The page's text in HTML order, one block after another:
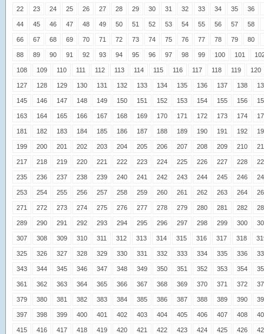
22 23 24 25 26 27 28 29 30 31 32 33 34 35 36
44 45 46 47 48 49 50 51 52 53 54 55 56 57 58
66 67 68 69 70 71 72 73 74 75 76 77 78 79 80
88 89 90 91 92 93 94 95 96 97 98 99 100 101
108 109 110 111 112 113 114 115 116 117 118 119 120
127 128 129 130 131 132 133 134 135 136 137 138
145 146 147 148 149 150 151 152 153 154 155 156
163 164 165 166 167 168 169 170 171 172 173 174
181 182 183 184 185 186 187 188 189 190 191 192
199 200 201 202 203 204 205 206 207 208 209 210
217 218 219 220 221 222 223 224 225 226 227 228
235 236 237 238 239 240 241 242 243 244 245 246
253 254 255 256 257 258 259 260 261 262 263 264
271 272 273 274 275 276 277 278 279 280 281 282
289 290 291 292 293 294 295 296 297 298 299 300
307 308 309 310 311 312 313 314 315 316 317 318
325 326 327 328 329 330 331 332 333 334 335 336
343 344 345 346 347 348 349 350 351 352 353 354
361 362 363 364 365 366 367 368 369 370 371 372
379 380 381 382 383 384 385 386 387 388 389 390
397 398 399 400 401 402 403 404 405 406 407 408
415 416 417 418 419 420 421 422 423 424 425 426